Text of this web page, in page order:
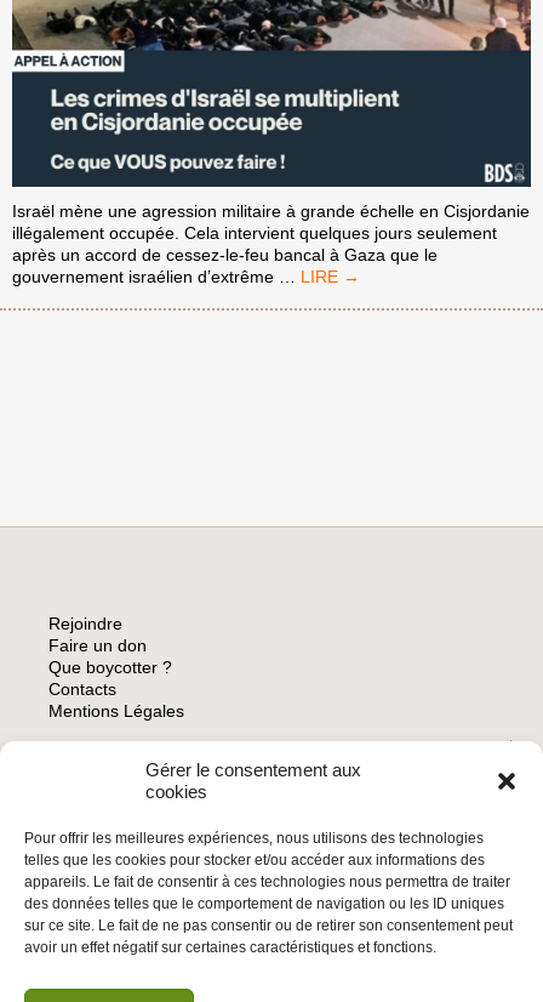
Gérer le consentement aux
cookies
Pour offrir les meilleures expériences, nous utilisons des technologies
telles que les cookies pour stocker et/ou accéder aux informations des
appareils. Le fait de consentir à ces technologies nous permettra de traiter
des données telles que le comportement de navigation ou les ID uniques
sur ce site. Le fait de ne pas consentir ou de retirer son consentement peut
avoir un effet négatif sur certaines caractéristiques et fonctions.
Israël mène une agression militaire à grande échelle en Cisjordanie
illégalement occupée. Cela intervient quelques jours seulement
après un accord de cessez-le-feu bancal à Gaza que le
gouvernement israélien d’extrême
LES
Rejoindre
Faire un don
Que boycotter ?
Contacts
Mentions Légales
ARCHIVES
INSCRIVEZ-VOUS À LA NEWSLETTER
Inscrivez-vous à la Newsletter